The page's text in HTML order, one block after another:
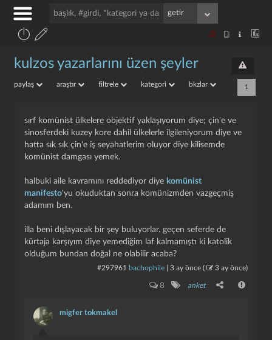
kulzos yazarlarını üzen şeyler
paylaş araştır filtrele kategori bkzlar 1
sırf komünist ülkelere objektif yaklaşıyorum diye; çin'e ve
sinosferdeki kuzey kore dahil ülkelerle ilgileniyorum diye ve
hatta sık sık çin'e iş seyahatlerim oluyor diye kilisemde
komünist damgası yemek.
halbuki aile kavramını reddediyor diye komünist
manifesto'yu okuduktan sonra komünizmden vazgeçmiş
adamım ben.
illa beni dışlayacak bir şey buluyorlar. geçen seferde de
kürtaja karşıyım diye yemediğim laf kalmamıştı ki katolik
olduğum bundan doğal ne olabilir acaba?
#297961 bachophile 3 ay önce ( 3 ay önce)
8 anket
migfer tokmakel